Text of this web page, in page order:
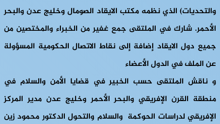
والتحديات) الذي نظمه مكتب الايقاد الصومال وخليج عدن والبحر
الأحمر. شارك في الملتقى جمع غفير من الخبراء والمختصين من
جميع دول الايقاد إضافة إلى نقاط الاتصال الحكومية المسؤولة
عن الملف في الدول الأعضاء
و ناقش الملتقى حسب الخبير في قضايا الأمن والسلام في
منطقة القرن الإفريقي والبحر الأحمر وخليج عدن مدير المركز
الإفريقي لدراسات الحوكمة والسلام والتحول الدكتور محمود زين